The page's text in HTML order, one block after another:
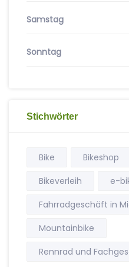
Samstag
Sonntag
Stichwörter
Bike Bikeshop
Bikeverleih
e-
Fahrradgeschäft in
Mountainbike
Rennrad und